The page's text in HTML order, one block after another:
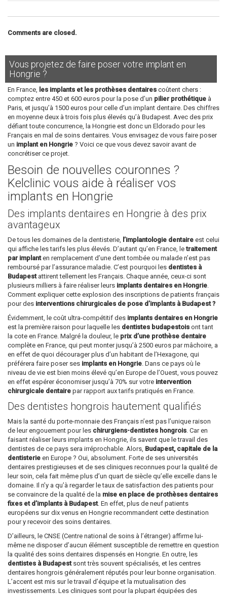
Comments are closed.
Vous projetez de faire poser votre implant en
Hongrie ?
En France, les implants et les prothèses dentaires coûtent chers :
comptez entre 450 et 600 euros pour la pose d’un pilier prothétique à
Paris, et jusqu’à 1500 euros pour celle d’un implant dentaire. Des chiffres
en moyenne deux à trois fois plus élevés qu’à Budapest. Avec des prix
défiant toute concurrence, la Hongrie est donc un Eldorado pour les
Français en mal de soins dentaires. Vous envisagez de vous faire poser
un implant en Hongrie ? Voici ce que vous devez savoir avant de
concrétiser ce projet.
Besoin de nouvelles couronnes ?
Kelclinic vous aide à réaliser vos
implants en Hongrie
Des implants dentaires en Hongrie à des prix
avantageux
De tous les domaines de la dentisterie, l’implantologie dentaire est celui
qui affiche les tarifs les plus élevés. D’autant qu’en France, letraitement
par implanten remplacement d’une dent tombée ou malade n’est pas
remboursé par l’assurance maladie. C’est pourquoi les dentistes à
Budapestattirent tellement les Français. Chaque année, ceux-ci sont
plusieurs milliers à faire réaliser leurs implants dentaires en Hongrie
Comment expliquer cette explosion des inscriptions de patients français
pour des interventions chirurgicales de pose d’implants à Budapest ?
Évidemment, le coût ultra-compétitif des implants dentaires en Hongrie
est la première raison pour laquelle les dentistes budapestois ont tant
la cote en France. Malgré la douleur, le prix d’une prothèse dentaire
complète en France, qui peut monter jusqu’à 2500 euros par mâchoire, a
en effet de quoi décourager plus d’un habitant de l’Hexagone, qui
préférera faire poser ses implants en Hongrie . Dans ce pays où le
niveau de vie est bien moins élevé qu’en Europe de l’Ouest, vous pouvez
en effet espérer économiser jusqu’à 70% sur votre intervention
chirurgicale dentaire par rapport aux tarifs pratiqués en France.
Des dentistes hongrois hautement qualifiés
Mais la santé du porte-monnaie des Français n’est pas l’unique raison
de leur engouement pour les chirurgiens-dentistes hongrois . Car en
faisant réaliser leurs implants en Hongrie, ils savent que le travail des
dentistes de ce pays sera irréprochable. Alors, Budapest, capitale de la
dentisterie en Europe ? Oui, absolument. Forte de ses universités
dentaires prestigieuses et de ses cliniques reconnues pour la qualité de
leur soin, cela fait même plus d’un quart de siècle qu’elle excelle dans le
domaine. Il n’y a qu’à regarder le taux de satisfaction des patients pour
se convaincre de la qualité de la mise en place de prothèses dentaires
fixes et d’implants à Budapest. En effet, plus de neuf patients
européens sur dix venus en Hongrie recommandent cette destination
pour y recevoir des soins dentaires.
D’ailleurs, le CNSE (Centre national de soins à l’étranger) affirme lui-
même ne disposer d’aucun élément susceptible de remettre en question
la qualité des soins dentaires dispensés en Hongrie. En outre, les
dentistes à Budapestsont très souvent spécialisés, et les centres
dentaires hongrois généralement réputés pour leur bonne organisation.
L’accent est mis sur le travail d’équipe et la mutualisation des
investissements. Les cliniques sont pour la plupart équipées des